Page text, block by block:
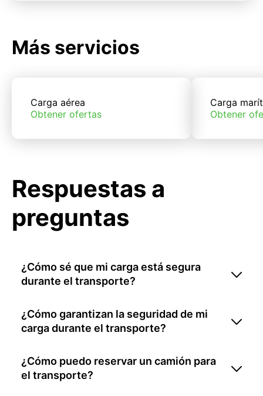
Más servicios
Carga aérea
Obtener ofertas
Carga
Obtener
Respuestas a
preguntas
¿Cómo sé que mi carga está segura
durante el transporte?
¿Cómo garantizan la seguridad de mi
carga durante el transporte?
¿Cómo puedo reservar un camión para
el transporte?